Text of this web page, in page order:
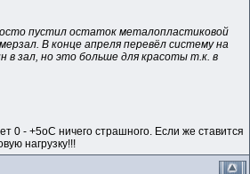
пустил остаток металопластиковой
В конце апреля перевёл систему на
в зал, но это больше для красоты т.к. в
0 - +5оС ничего страшного. Если же ставится
нагрузку!!!